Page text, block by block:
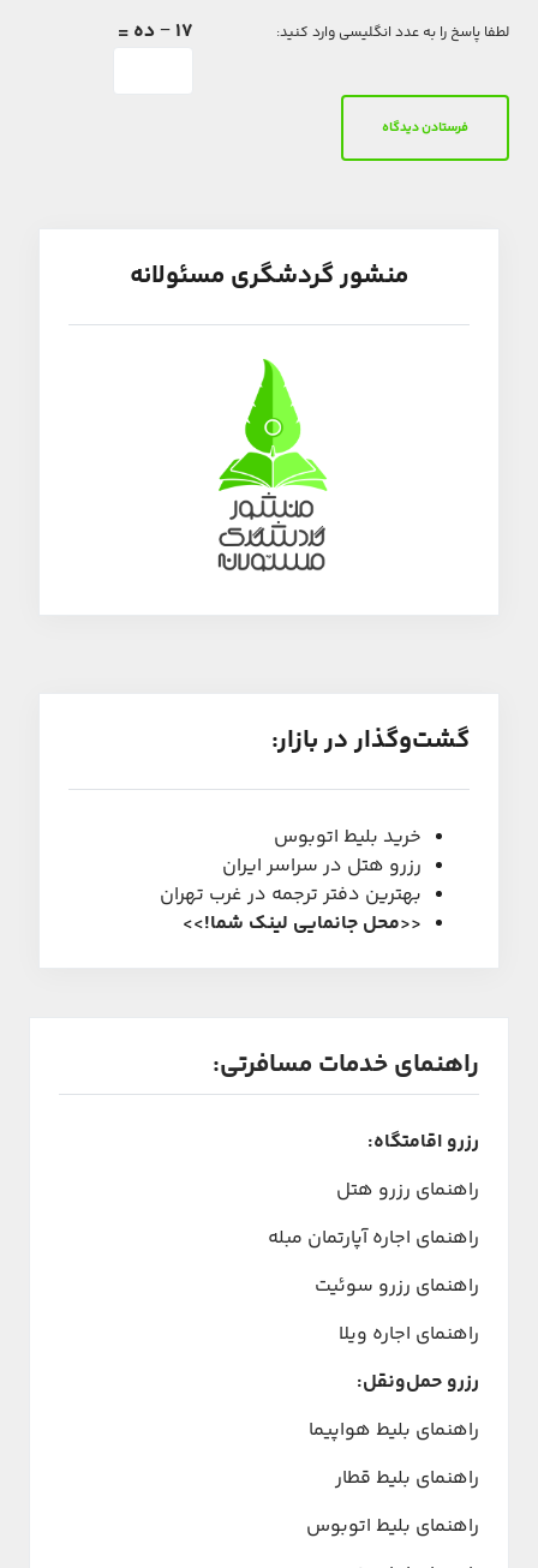
لطفا پاسخ را به عدد انگلیسی وارد کنید: 17 − ده =
منشور گردشگری مسئولانه
گشت‌و‌گذار در بازار:
خرید بلیط اتوبوس
رزرو هتل در سراسر ایران
بهترین دفتر ترجمه در غرب تهران
<<محل جانمایی لینک شما!
>>
راهنمای خدمات مسافرتی:
رزرو اقامتگاه:
راهنمای رزرو هتل
راهنمای اجاره آپارتمان مبله
راهنمای رزرو سوئیت
راهنمای اجاره ویلا
رزرو حمل‌ونقل:
راهنمای بلیط هواپیما
راهنمای بلیط قطار
راهنمای بلیط اتوبوس